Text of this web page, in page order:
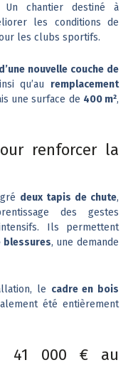
chantier destiné à
les conditions de
les clubs sportifs.
nouvelle couche de
qu’au remplacement
une surface de 400 m²,
renforcer la
deux tapis de chute,
des gestes
Ils permettent
blessures, une demande
le cadre en bois
été entièrement
41 000 € au